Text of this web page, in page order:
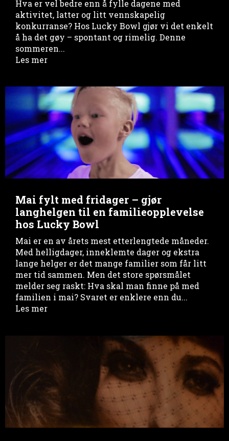
Hva er vel bedre enn å fylle dagene med
aktivitet, latter og litt vennskapelig
konkurranse? Hos Lucky Bowl gjør vi det enkelt
å ha det gøy – spontant og rimelig. Denne
sommeren...
Les mer
Mai fylt med fridager – gjør
langhelgen til en familieopplevelse
hos Lucky Bowl
Mai er en av årets mest etterlengtede måneder.
Med helligdager, inneklemte dager og ekstra
lange helger er det mange familier som får litt
mer tid sammen. Men det store spørsmålet
melder seg raskt: Hva skal man finne på med
familien i mai? Svaret er enklere enn du...
Les mer